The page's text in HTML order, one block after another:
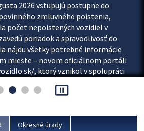
2026 vstupujú postupne do
zmluvného poistenia,
počet nepoistených vozidiel v
poriadok a spravodlivosť do
nájdu všetky potrebné informácie
mieste – novom oficiálnom portáli
, ktorý vznikol v spolupráci
a Ministerstva vnútra SR.
pause_presentation
Okresné úrady